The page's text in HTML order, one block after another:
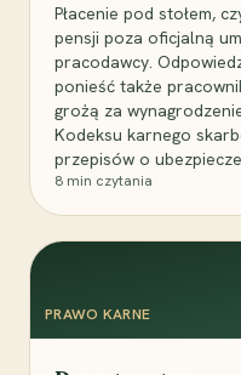
Płacenie pod stołem,
pensji poza oficjalną
pracodawcy.
ponieść także
grożą za
Kodeksu karnego
przepisów o
8 min czytania
PRAWO KARNE